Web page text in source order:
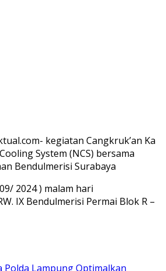
kegiatan Cangkruk’an Ka
System (NCS) bersama
Bendulmerisi Surabaya
2024 ) malam hari
IX Bendulmerisi Permai Blok R –
Polda Lampung Optimalkan